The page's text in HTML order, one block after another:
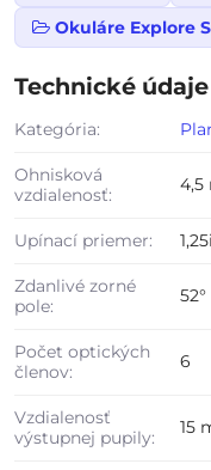
Okuláre Explore
Technické údaje
Kategória:
Ohnisková
vzdialenosť:
4,5
Upínací priemer:
Zdanlivé zorné
pole:
52°
Počet optických
členov:
6
Vzdialenosť
výstupnej pupily:
15